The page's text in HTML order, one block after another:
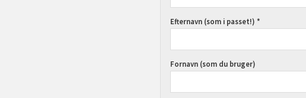
Efternavn (som i passet!) *
Fornavn (som du bruger)